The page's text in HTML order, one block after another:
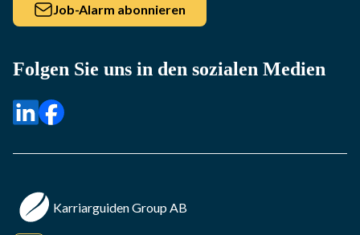
Job-Alarm abonnieren
Folgen Sie uns in den sozialen Medien
Karriarguiden Group AB